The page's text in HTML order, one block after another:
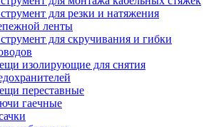
для резки и натяжения
ленты
для скручивания и гибки
изолирующие для снятия
переставные
гаечные